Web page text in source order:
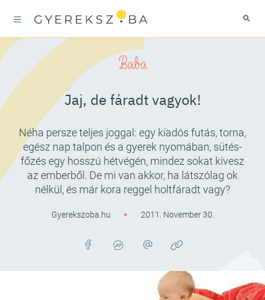
Baba
Jaj, de fáradt vagyok!
Néha persze teljes joggal: egy kiadós futás, torna,
egész nap talpon és a gyerek nyomában, sütés-
főzés egy hosszú hétvégén, mindez sokat kivesz
az emberből. De mi van akkor, ha látszólag ok
nélkül, és már kora reggel holtfáradt vagy?
Gyerekszoba.hu 2011. November 30.